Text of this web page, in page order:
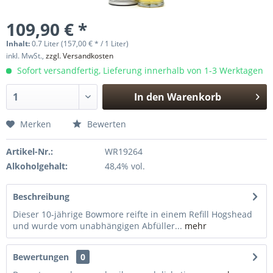
109,90 € *
Inhalt:0.7 Liter (157,00 € * / 1 Liter)
inkl. MwSt., zzgl. Versandkosten
Sofort versandfertig, Lieferung innerhalb von 1-3 Werktagen
In den Warenkorb
Merken Bewerten
Artikel-Nr.:
WR19264
Alkoholgehalt:
48,4% vol.
Beschreibung
Dieser 10-jährige Bowmore reifte in einem Refill Hogshead
und wurde vom unabhängigen Abfüller... mehr
Bewertungen
0